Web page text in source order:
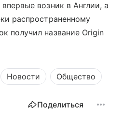
возник в Англии, а
распространенному
получил название Origin
Новости Общество
Поделиться